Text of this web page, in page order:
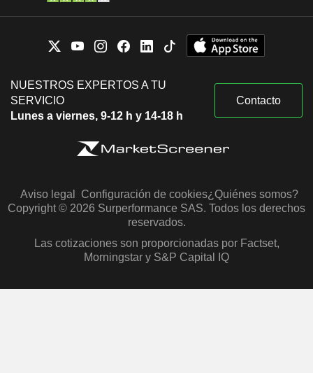
NUESTROS EXPERTOS A TU
SERVICIO
Lunes a viernes, 9-12 h y 14-18 h
Contacto
Aviso legal Configuración de cookies¿Quiénes somos?
Copyright © 2026 Surperformance SAS. Todos los derechos
reservados.
Las cotizaciones son proporcionadas por Factset,
Morningstar y S&P Capital IQ